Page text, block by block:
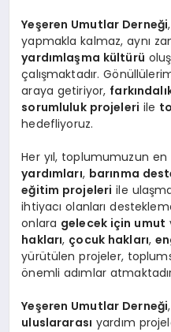
Yeşeren Umutlar Derneği
yapmakla kalmaz, aynı
yardımlaşma kültürü
çalışmaktadır.
araya getiriyor,
sorumluluk projeleri ile
hedefliyoruz.
Her yıl, toplumumuzun
yardımları, barınma
eğitim projeleri ile
ihtiyacı olanları
onlara gelecek için umut
hakları, çocuk hakları,
yürütülen projeler,
önemli adımlar
Yeşeren Umutlar Derneği
uluslararası yardım